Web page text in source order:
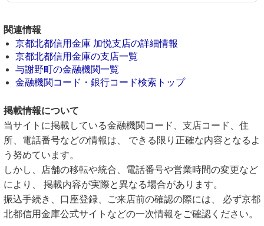
関連情報
京都北都信用金庫 加悦支店の詳細情報
京都北都信用金庫の支店一覧
与謝野町の金融機関一覧
金融機関コード・銀行コード検索トップ
掲載情報について
当サイトに掲載している金融機関コード、支店コード、住
所、電話番号などの情報は、 できる限り正確な内容となるよ
う努めています。
しかし、店舗の移転や統合、電話番号や営業時間の変更など
により、 掲載内容が実際と異なる場合があります。
振込手続き、口座登録、ご来店前の確認の際には、 必ず京都
北都信用金庫公式サイトなどの一次情報をご確認ください。